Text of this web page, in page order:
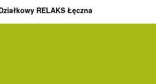
RELAKS Łęczna